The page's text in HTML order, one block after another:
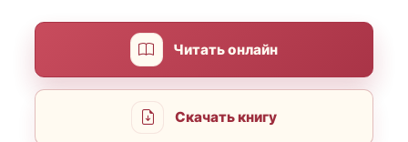
Читать онлайн
Скачать книгу